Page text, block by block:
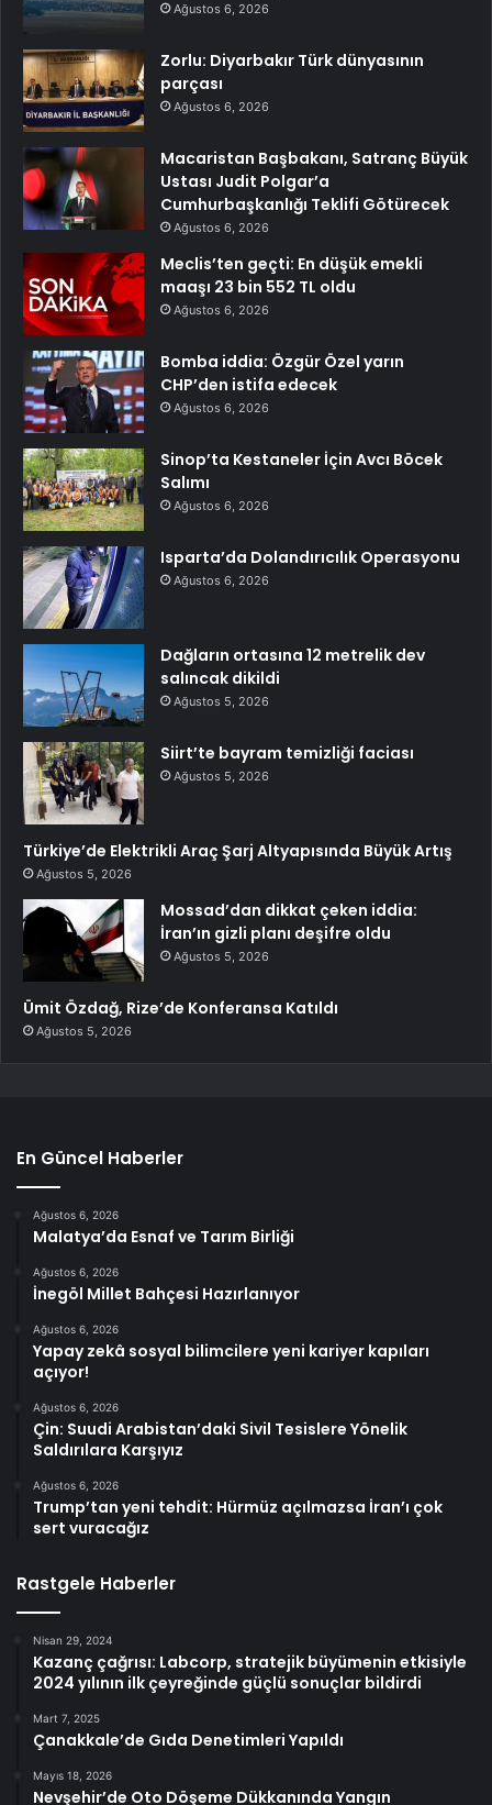
Ağustos 6, 2026
Zorlu: Diyarbakır Türk dünyasının
parçası
Ağustos 6, 2026
Macaristan Başbakanı, Satranç Büyük
Ustası Judit Polgar’a
Cumhurbaşkanlığı Teklifi Götürecek
Ağustos 6, 2026
Meclis’ten geçti: En düşük emekli
maaşı 23 bin 552 TL oldu
Ağustos 6, 2026
Bomba iddia: Özgür Özel yarın
CHP’den istifa edecek
Ağustos 6, 2026
Sinop’ta Kestaneler İçin Avcı Böcek
Salımı
Ağustos 6, 2026
Isparta’da Dolandırıcılık Operasyonu
Ağustos 6, 2026
Dağların ortasına 12 metrelik dev
salıncak dikildi
Ağustos 5, 2026
Siirt’te bayram temizliği faciası
Ağustos 5, 2026
Türkiye’de Elektrikli Araç Şarj Altyapısında Büyük Artış
Ağustos 5, 2026
Mossad’dan dikkat çeken iddia:
İran’ın gizli planı deşifre oldu
Ağustos 5, 2026
Ümit Özdağ, Rize’de Konferansa Katıldı
Ağustos 5, 2026
En Güncel Haberler
Ağustos 6, 2026
Malatya’da Esnaf ve Tarım Birliği
Ağustos 6, 2026
İnegöl Millet Bahçesi Hazırlanıyor
Ağustos 6, 2026
Yapay zekâ sosyal bilimcilere yeni kariyer kapıları
açıyor!
Ağustos 6, 2026
Çin: Suudi Arabistan’daki Sivil Tesislere Yönelik
Saldırılara Karşıyız
Ağustos 6, 2026
Trump’tan yeni tehdit: Hürmüz açılmazsa İran’ı çok
sert vuracağız
Rastgele Haberler
Nisan 29, 2024
Kazanç çağrısı: Labcorp, stratejik büyümenin etkisiyle
2024 yılının ilk çeyreğinde güçlü sonuçlar bildirdi
Mart 7, 2025
Çanakkale’de Gıda Denetimleri Yapıldı
Mayıs 18, 2026
Nevşehir’de Oto Döşeme Dükkanında Yangın